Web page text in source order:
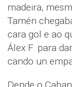
madeira,
Tamén
cara gol e ao
Álex F. para
cando un
Dende o